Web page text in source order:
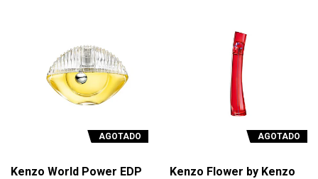
AGOTADO
Kenzo World Power EDP
AGOTADO
Kenzo Flower by Kenzo